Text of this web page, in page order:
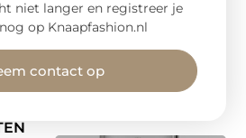
niet langer en registreer je
op Knaapfashion.nl
contact op